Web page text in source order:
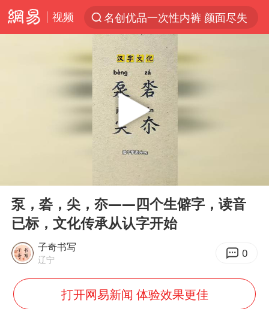
视频
名创优品一次性内裤 颜面尽失
解锁各地夏日限定体验
香港宏福苑火灾或由烟头引起
白海豚将正面袭击贯穿浙江
周末打虎 宋致远被查
刘浩存百花奖开幕式红裙起舞
万岁山接盘烂尾恒大文旅城
Play
泵，沯，尖，夵——四个生僻字，读音
已标，文化传承从认字开始
子奇书写
辽宁 0
打开网易新闻 体验效果更佳